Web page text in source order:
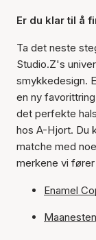
Er du klar til å
Ta det neste
Studio.Z's
smykkedesign.
en ny
det perfekte
hos A-Hjort. Du
matche med
merkene vi
Enamel
Maanesten